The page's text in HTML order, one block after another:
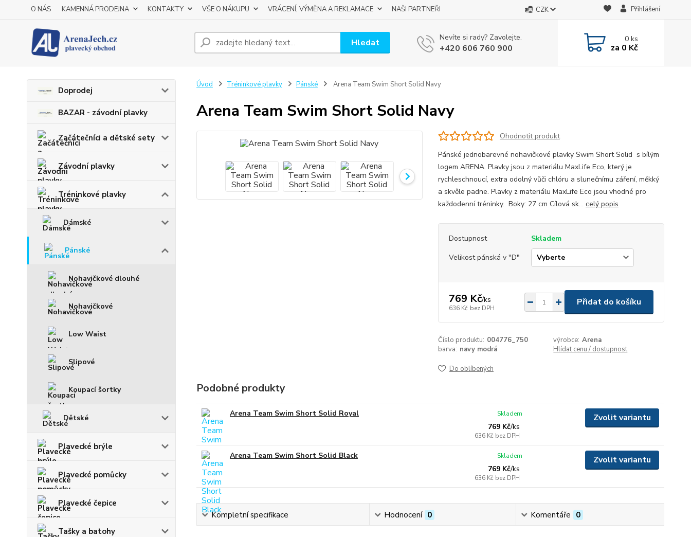
O NÁS KAMENNÁ PRODEJNA KONTAKTY VŠE O NÁKUPU VRÁCENÍ, VÝMĚNA A REKLAMACE NAŠI PARTNEŘI CZK Přihlášení
Hledat Nevíte si rady? Zavolejte.
+420 606 760 900
0ks
za 0 Kč
Doprodej
BAZAR - závodní plavky
Začátečníci a dětské sety
Závodní plavky
Tréninkové plavky
Dámské
Pánské
Nohavičkové dlouhé
Nohavičkové
Low Waist
Slipové
Koupací šortky
Dětské
Plavecké brýle
Plavecké pomůcky
Plavecké čepice
Tašky a batohy
Úvod Tréninkové plavky Pánské Arena Team Swim Short Solid Navy
Arena Team Swim Short Solid Navy
Ohodnotit produkt
Pánské jednobarevné nohavičkové plavky Swim Short Solid s bílým
logem ARENA. Plavky jsou z materiálu MaxLife Eco, který je
rychleschnoucí, extra odolný vůči chlóru a slunečnímu záření, měkký
a skvěle padne. Plavky z materiálu MaxLife Eco jsou vhodné pro
každodenní tréninky. Boky: 27 cm Cílová sk... celý popis
Dostupnost
Skladem
Velikost pánská v "D"
769 Kč/ks
636 Kč bez DPH
Přidat do košíku
Číslo produktu: 004776_750 výrobce: Arena
barva: navy modrá Hlídat cenu / dostupnost
Do oblíbených
Podobné produkty
Arena Team Swim Short Solid Royal
769 Kč/ks
636 Kč bez DPH
Skladem Zvolit variantu
Arena Team Swim Short Solid Black
769 Kč/ks
636 Kč bez DPH
Skladem Zvolit variantu
Kompletní specifikace Hodnocení 0 Komentáře 0